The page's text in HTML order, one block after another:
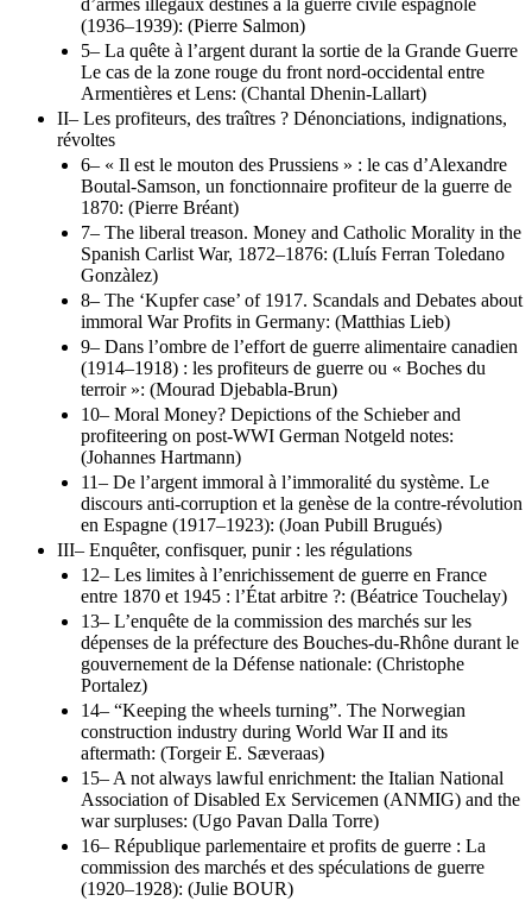
d’armes illégaux destinés à la guerre civile espagnole
(1936–1939): (Pierre Salmon)
5– La quête à l’argent durant la sortie de la Grande Guerre
Le cas de la zone rouge du front nord-occidental entre
Armentières et Lens: (Chantal Dhenin-Lallart)
II– Les profiteurs, des traîtres ? Dénonciations, indignations,
révoltes
6– « Il est le mouton des Prussiens » : le cas d’Alexandre
Boutal-Samson, un fonctionnaire profiteur de la guerre de
1870: (Pierre Bréant)
7– The liberal treason. Money and Catholic Morality in the
Spanish Carlist War, 1872–1876: (Lluís Ferran Toledano
Gonzàlez)
8– The ‘Kupfer case’ of 1917. Scandals and Debates about
immoral War Profits in Germany: (Matthias Lieb)
9– Dans l’ombre de l’effort de guerre alimentaire canadien
(1914–1918) : les profiteurs de guerre ou « Boches du
terroir »: (Mourad Djebabla-Brun)
10– Moral Money? Depictions of the Schieber and
profiteering on post-WWI German Notgeld notes:
(Johannes Hartmann)
11– De l’argent immoral à l’immoralité du système. Le
discours anti-corruption et la genèse de la contre-révolution
en Espagne (1917–1923): (Joan Pubill Brugués)
III– Enquêter, confisquer, punir : les régulations
12– Les limites à l’enrichissement de guerre en France
entre 1870 et 1945 : l’État arbitre ?: (Béatrice Touchelay)
13– L’enquête de la commission des marchés sur les
dépenses de la préfecture des Bouches-du-Rhône durant le
gouvernement de la Défense nationale: (Christophe
Portalez)
14– “Keeping the wheels turning”. The Norwegian
construction industry during World War II and its
aftermath: (Torgeir E. Sæveraas)
15– A not always lawful enrichment: the Italian National
Association of Disabled Ex Servicemen (ANMIG) and the
war surpluses: (Ugo Pavan Dalla Torre)
16– République parlementaire et profits de guerre : La
commission des marchés et des spéculations de guerre
(1920–1928): (Julie BOUR)